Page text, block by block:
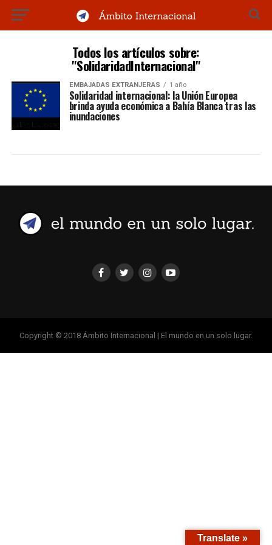
Todos los artículos sobre:
"SolidaridadInternacional"
EMBAJADAS EXTRANJERAS 1 año
Solidaridad internacional: la Unión Europea
brinda ayuda económica a Bahía Blanca tras las
inundaciones
Copyright © 2018 Ámbito Internacional | El mundo en un solo lugar.
Translate »